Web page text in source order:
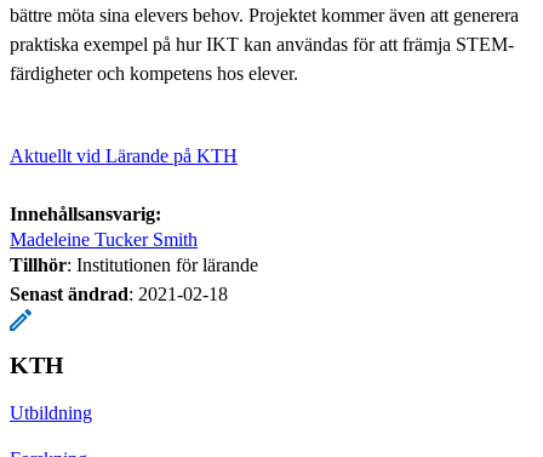
bättre möta sina elevers behov. Projektet kommer även att generera
praktiska exempel på hur IKT kan användas för att främja STEM-
färdigheter och kompetens hos elever.
Aktuellt vid Lärande på KTH
Innehållsansvarig:
Madeleine Tucker Smith
Tillhör: Institutionen för lärande
Senast ändrad: 2021-02-18
KTH
Utbildning